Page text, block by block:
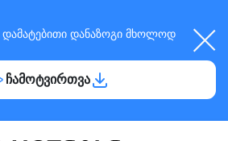
დამატებითი დანაზოგი მხოლოდ
ჩამოტვირთვა